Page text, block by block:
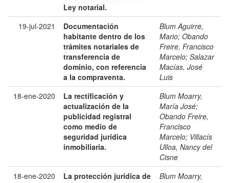
Ley notarial.
19-jul-2021
Documentación
habitante dentro de los
trámites notariales de
transferencia de
dominio, con referencia
a la compraventa.
Blum Aguirre,
Mario; Obando
Freire, Francisco
Marcelo; Salazar
Macías, José
Luis
18-ene-2020
La rectificación y
actualización de la
publicidad registral
como medio de
seguridad jurídica
inmobiliaria.
Blum Moarry,
María José;
Obando Freire,
Francisco
Marcelo; Villacís
Ulloa, Nancy del
Cisne
18-ene-2020
La protección jurídica de
Blum Moarry,